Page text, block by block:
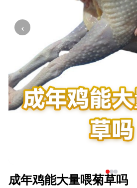
‹
成年鸡能大量喂菊草吗